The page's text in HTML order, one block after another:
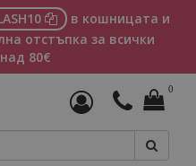
в кошницата и
отстъпка за всички
80€
0